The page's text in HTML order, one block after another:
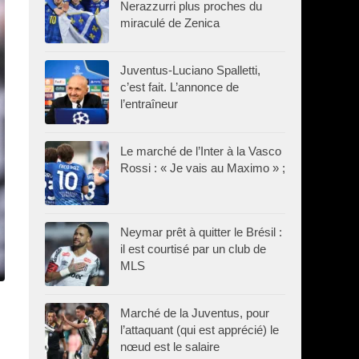
Nerazzurri plus proches du
miraculé de Zenica
Juventus-Luciano Spalletti,
c’est fait. L’annonce de
l’entraîneur
Le marché de l’Inter à la Vasco
Rossi : « Je vais au Maximo » ;
Neymar prêt à quitter le Brésil :
il est courtisé par un club de
MLS
Marché de la Juventus, pour
l’attaquant (qui est apprécié) le
nœud est le salaire